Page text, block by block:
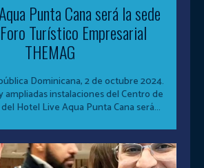
Punta Cana será la sede
Turístico Empresarial
THEMAG
Dominicana, 2 de octubre 2024.
ampliadas instalaciones del Centro de
Hotel Live Aqua Punta Cana será...